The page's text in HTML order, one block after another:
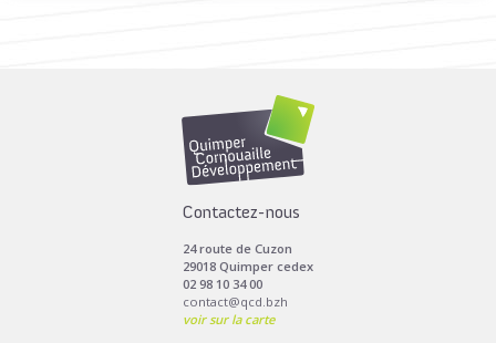
Toutes les actus de cette rubrique
Contactez-nous
24 route de Cuzon
29018 Quimper cedex
02 98 10 34 00
contact@qcd.bzh
voir sur la carte